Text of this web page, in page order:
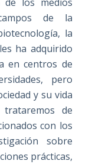
de la
la
ha adquirido
en centros de
pero
y su vida
de
con los
sobre
prácticas,